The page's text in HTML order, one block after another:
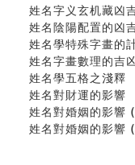
七夕节 我国唯一一
手指饱满福运加身
八字铁口直断经验
《高岛易断》(四)
民間風水知識九十四
马斯克八字分析
饭店餐馆风水布局
六爻占卜中如何预
姓名字义玄机藏凶
姓名陰陽配置的凶
姓名學特殊字畫的
姓名字畫數理的吉
姓名學五格之淺釋
姓名對財運的影響
姓名對婚姻的影響
姓名對婚姻的影響